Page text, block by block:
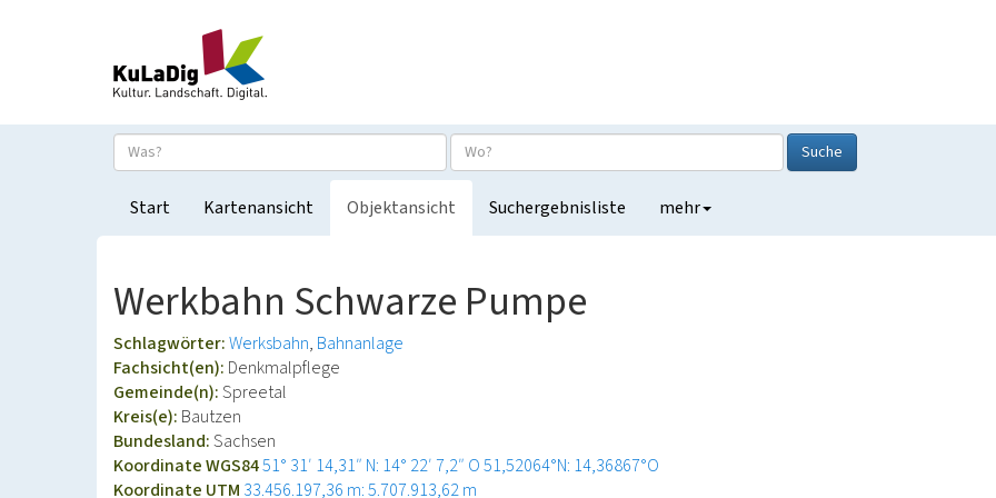
Suche
Start Kartenansicht Objektansicht Suchergebnisliste mehr
Werkbahn Schwarze Pumpe
Schlagwörter:Werksbahn Bahnanlage
Fachsicht(en): Denkmalpflege
Gemeinde(n):Spreetal
Kreis(e): Bautzen
Bundesland:Sachsen
Koordinate WGS8451° 31′ 14,31″ N: 14° 22′ 7,2″ O51,52064°N: 14,36867°O
Koordinate UTM 33.456.197,36 m: 5.707.913,62 m